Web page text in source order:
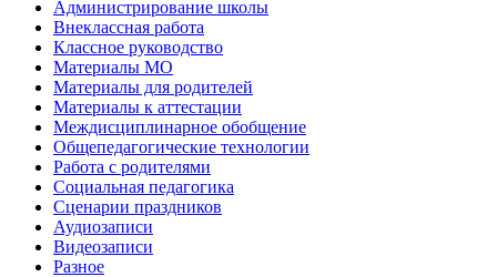
Администрирование школы
Внеклассная работа
Классное руководство
Материалы МО
Материалы для родителей
Материалы к аттестации
Междисциплинарное обобщение
Общепедагогические технологии
Работа с родителями
Социальная педагогика
Сценарии праздников
Аудиозаписи
Видеозаписи
Разное